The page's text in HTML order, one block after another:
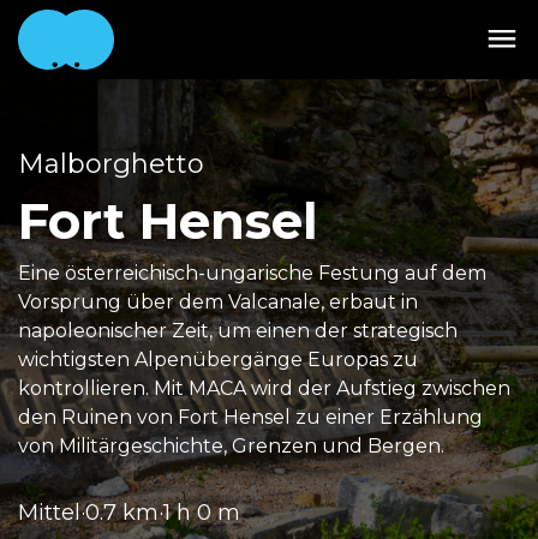
Malborghetto
Fort Hensel
Eine österreichisch-ungarische Festung auf dem
Vorsprung über dem Valcanale, erbaut in
napoleonischer Zeit, um einen der strategisch
wichtigsten Alpenübergänge Europas zu
kontrollieren. Mit MACA wird der Aufstieg zwischen
den Ruinen von Fort Hensel zu einer Erzählung
von Militärgeschichte, Grenzen und Bergen.
Mittel·0.7 km·1 h 0 m